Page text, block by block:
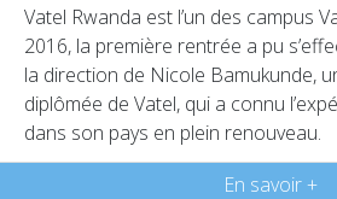
Vatel Rwanda est l’un des campus
2016, la première rentrée a pu
la direction de Nicole Bamukunde,
diplômée de Vatel, qui a connu
dans son pays en plein renouveau.
En savoir +